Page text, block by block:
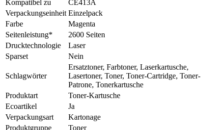
Kompatibel zu
CE413A
Verpackungseinheit Einzelpack
Farbe
Magenta
Seitenleistung*
2600 Seiten
Drucktechnologie
Laser
Sparset
Nein
Schlagwörter
Ersatztoner, Farbtoner, Laserkartusche,
Lasertoner, Toner, Toner-Cartridge, Toner-
Patrone, Tonerkartusche
Produktart
Toner-Kartusche
Ecoartikel
Ja
Verpackungsart
Kartonage
Produktgruppe
Toner